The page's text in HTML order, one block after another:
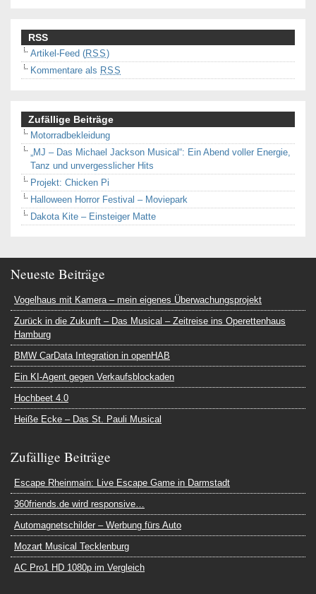
RSS
Artikel-Feed (RSS)
Kommentare als RSS
Zufällige Beiträge
Motorradbekleidung
„MJ – Das Michael Jackson Musical“: Ein Abend voller Energie,
Tanz und unvergesslicher Hits
Projekt: Chicken Pi
Halloween Horror Festival – Moviepark
Dakota Kite – Einsteiger Matte
Neueste Beiträge
Vogelhaus mit Kamera – mein eigenes Überwachungsprojekt
Zurück in die Zukunft – Das Musical – Zeitreise ins Operettenhaus
Hamburg
BMW CarData Integration in openHAB
Ein KI-Agent gegen Verkaufsblockaden
Hochbeet 4.0
Heiße Ecke – Das St. Pauli Musical
Zufällige Beiträge
Escape Rheinmain: Live Escape Game in Darmstadt
360friends.de wird responsive…
Automagnetschilder – Werbung fürs Auto
Mozart Musical Tecklenburg
AC Pro1 HD 1080p im Vergleich